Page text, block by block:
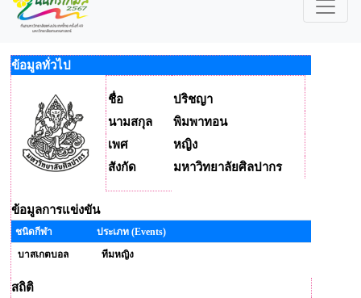
ข้อมูลทั่วไป
ชื่อ
ปริชญา
นามสกุล
พิมพาทอน
เพศ
หญิง
สังกัด
มหาวิทยาลัยศิลปากร
ข้อมูลการแข่งขัน
ชนิดกีฬา
ประเภท (Events)
บาสเกตบอล
ทีมหญิง
สถิติ